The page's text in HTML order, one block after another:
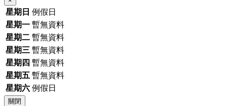
星期日 例假日
星期一 暫無資料
星期二 暫無資料
星期三 暫無資料
星期四 暫無資料
星期五 暫無資料
星期六 例假日
關閉